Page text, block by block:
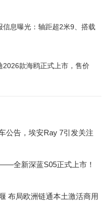
息曝光：轴距超2米9、搭载
2026款海鸥正式上市，售价
公告，埃安Ray 7引发关注
全新深蓝S05正式上市！
布局欧洲链通本土激活商用